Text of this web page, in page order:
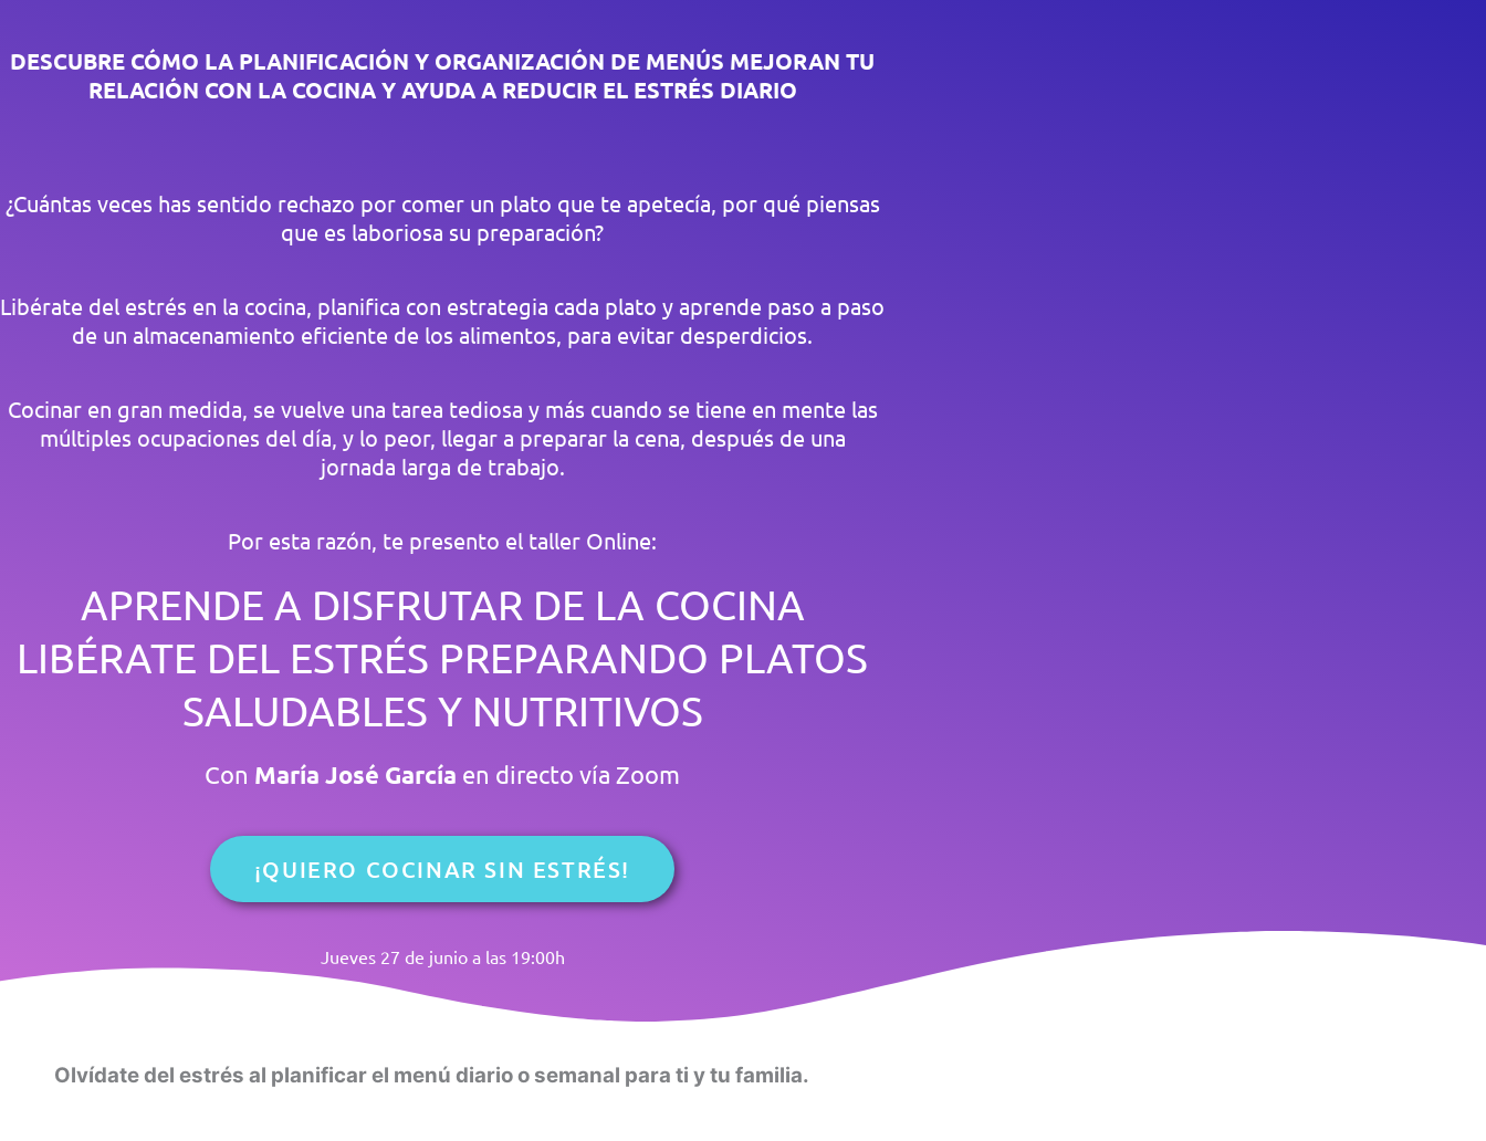
DESCUBRE CÓMO LA PLANIFICACIÓN Y ORGANIZACIÓN DE MENÚS MEJORAN TU
RELACIÓN CON LA COCINA Y AYUDA A REDUCIR EL ESTRÉS DIARIO
¿Cuántas veces has sentido rechazo por comer un plato que te apetecía, por qué piensas
que es laboriosa su preparación?
Libérate del estrés en la cocina, planifica con estrategia cada plato y aprende paso a paso
de un almacenamiento eficiente de los alimentos, para evitar desperdicios.
Cocinar en gran medida, se vuelve una tarea tediosa y más cuando se tiene en mente las
múltiples ocupaciones del día, y lo peor, llegar a preparar la cena, después de una
jornada larga de trabajo.
Por esta razón, te presento el taller Online:
APRENDE A DISFRUTAR DE LA COCINA
LIBÉRATE DEL ESTRÉS PREPARANDO PLATOS
SALUDABLES Y NUTRITIVOS
Con María José García en directo vía Zoom
¡QUIERO COCINAR SIN ESTRÉS!
Jueves 27 de junio a las 19:00h
Olvídate del estrés al planificar el menú diario o semanal para ti y tu familia.